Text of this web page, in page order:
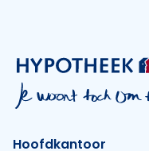
Hoofdkantoor